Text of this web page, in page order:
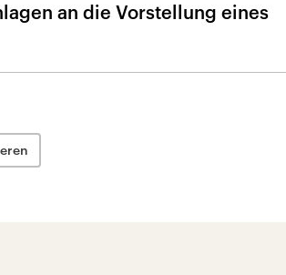
an die Vorstellung eines